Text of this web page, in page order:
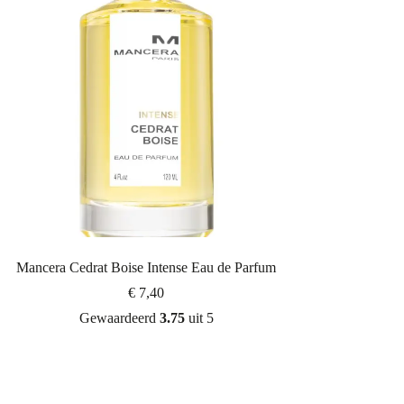
Mancera Cedrat Boise Intense Eau de Parfum
€ 7,40
Gewaardeerd 3.75uit 5